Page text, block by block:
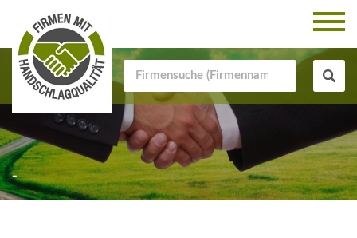
-